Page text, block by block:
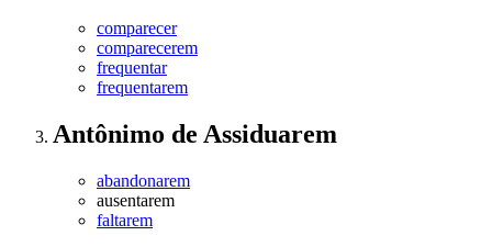
comparecer
comparecerem
frequentar
frequentarem
Antônimo de Assiduarem
abandonarem
ausentarem
faltarem